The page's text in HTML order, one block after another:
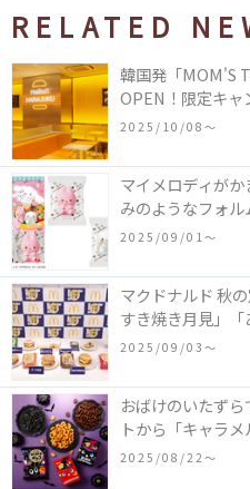
RELATED
韓国発「MOM'S
OPEN！限定キャ
2025/10/08〜
マイメロディが
みのようなフォ
ロール かまぼこ」
2025/09/01〜
マクドナルド 秋
すき焼き月見」
「月見マ ックシ
2025/09/03〜
おばけのいたず
トから「キャラ
ン限定商品が新発
2025/08/22〜